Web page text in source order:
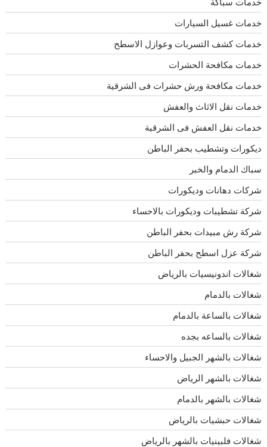
خدمات غسيل السيارات
خدمات كشف التسربات وعوازل الاسطح
خدمات مكافحة الحشرات
خدمات مكافحة ورش حشرات فى الشرقية
خدمات نقل الاثاث والعفش
خدمات نقل العفش فى الشرقية
ديكورات وتشطيب بحفر الباطن
سباك الدمام والخبر
شركات دهانات وديكورات
شركة تشطيبات وديكورات بالاحساء
شركة رش مبيدات بحفر الباطن
شركة عزل اسطح بحفر الباطن
شغالات اندونيسيات بالرياض
شغالات بالدمام
شغالات بالساعة بالدمام
شغالات بالساعه بجده
شغالات بالشهر الجبيل والاحساء
شغالات بالشهر الرياض
شغالات بالشهر بالدمام
شغالات حبشيات بالرياض
شغالات فلبينيات بالشهر بالرياض